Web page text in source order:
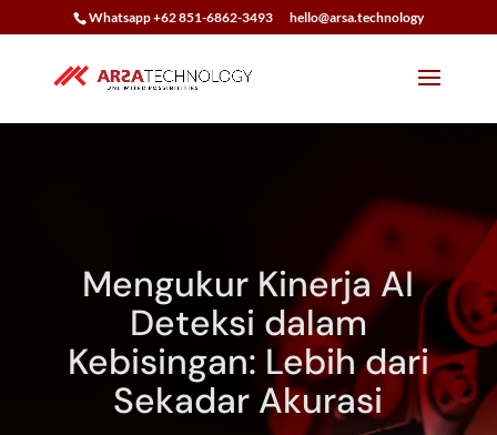
Whatsapp +62 851-6862-3493 hello@arsa.technology
Mengukur Kinerja AI
Deteksi dalam
Kebisingan: Lebih dari
Sekadar Akurasi